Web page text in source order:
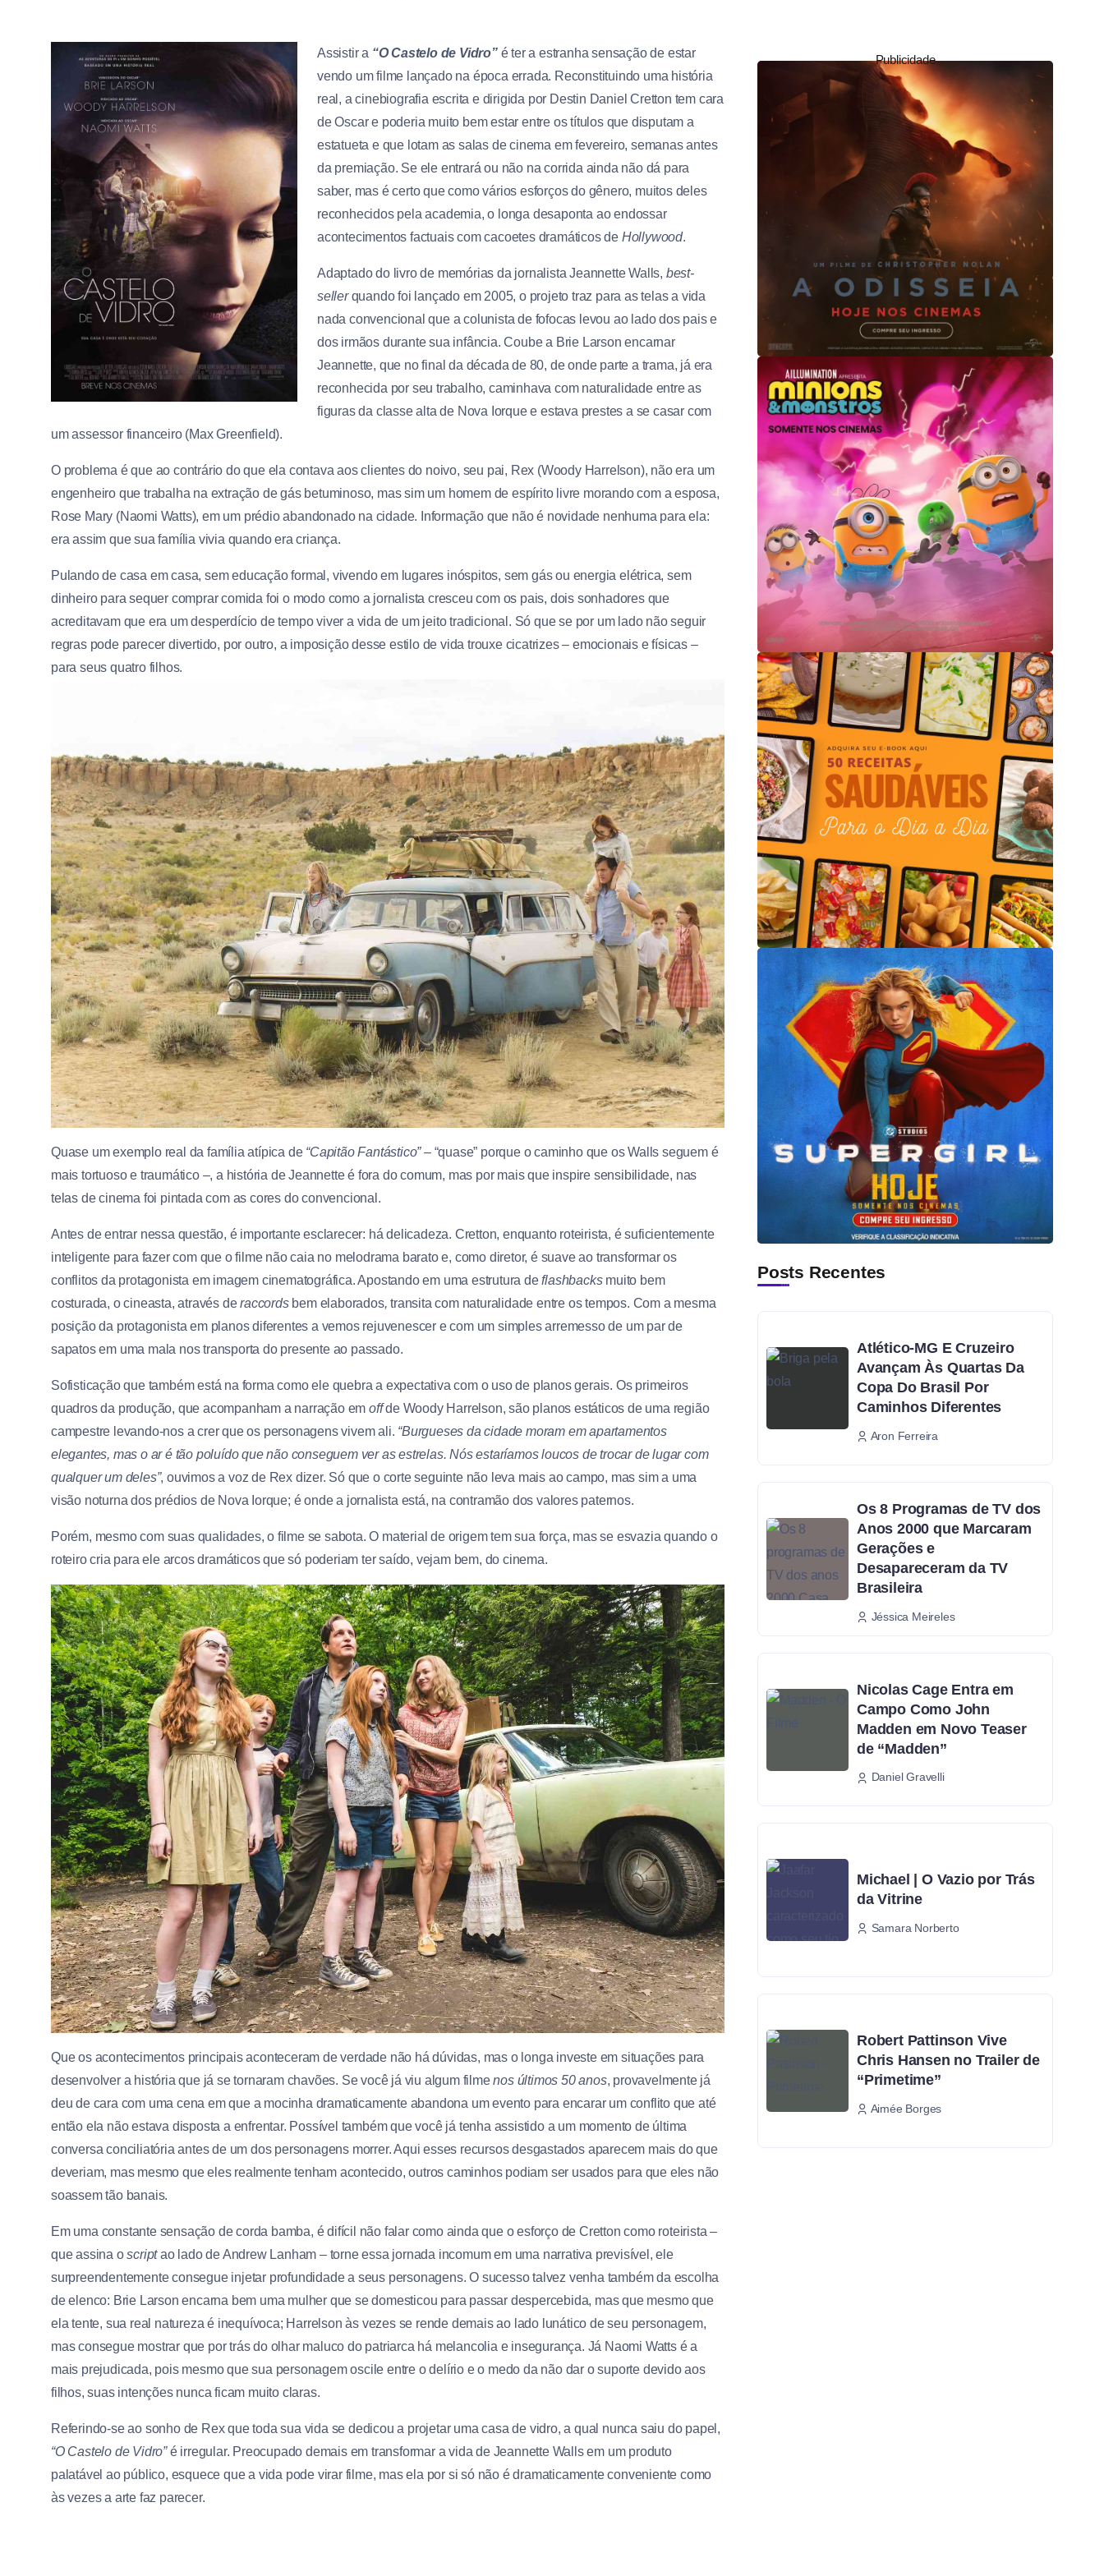
Assistir a “O Castelo de Vidro”é ter a estranha sensação de estar
vendo um filme lançado na época errada. Reconstituindo uma história
real, a cinebiografia escrita e dirigida por Destin Daniel Cretton tem cara
de Oscar e poderia muito bem estar entre os títulos que disputam a
estatueta e que lotam as salas de cinema em fevereiro, semanas antes
da premiação. Se ele entrará ou não na corrida ainda não dá para
saber, mas é certo que como vários esforços do gênero, muitos deles
reconhecidos pela academia, o longa desaponta ao endossar
acontecimentos factuais com cacoetes dramáticos de Hollywood.
Adaptado do livro de memórias da jornalista Jeannette Walls, best-
sellerquando foi lançado em 2005, o projeto traz para as telas a vida
nada convencional que a colunista de fofocas levou ao lado dos pais e
dos irmãos durante sua infância. Coube a Brie Larson encarnar
Jeannette, que no final da década de 80, de onde parte a trama, já era
reconhecida por seu trabalho, caminhava com naturalidade entre as
figuras da classe alta de Nova Iorque e estava prestes a se casar com
um assessor financeiro (Max Greenfield).
O problema é que ao contrário do que ela contava aos clientes do noivo, seu pai, Rex (Woody Harrelson), não era um
engenheiro que trabalha na extração de gás betuminoso, mas sim um homem de espírito livre morando com a esposa,
Rose Mary (Naomi Watts), em um prédio abandonado na cidade. Informação que não é novidade nenhuma para ela:
era assim que sua família vivia quando era criança.
Pulando de casa em casa, sem educação formal, vivendo em lugares inóspitos, sem gás ou energia elétrica, sem
dinheiro para sequer comprar comida foi o modo como a jornalista cresceu com os pais, dois sonhadores que
acreditavam que era um desperdício de tempo viver a vida de um jeito tradicional. Só que se por um lado não seguir
regras pode parecer divertido, por outro, a imposição desse estilo de vida trouxe cicatrizes – emocionais e físicas –
para seus quatro filhos.
Quase um exemplo real da família atípica de “Capitão Fantástico”– “quase” porque o caminho que os Walls seguem é
mais tortuoso e traumático –, a história de Jeannette é fora do comum, mas por mais que inspire sensibilidade, nas
telas de cinema foi pintada com as cores do convencional.
Antes de entrar nessa questão, é importante esclarecer: há delicadeza. Cretton, enquanto roteirista, é suficientemente
inteligente para fazer com que o filme não caia no melodrama barato e, como diretor, é suave ao transformar os
conflitos da protagonista em imagem cinematográfica. Apostando em uma estrutura deflashbacksmuito bem
costurada, o cineasta, através deraccordsbem elaborados,transita com naturalidade entre os tempos. Com a mesma
posição da protagonista em planos diferentes a vemos rejuvenescer e com um simples arremesso de um par de
sapatos em uma mala nos transporta do presente ao passado.
Sofisticação que também está na forma como ele quebra a expectativa com o uso de planos gerais. Os primeiros
quadros da produção, que acompanham a narração em offde Woody Harrelson, são planos estáticos de uma região
campestre levando-nos a crer que os personagens vivem ali. “Burgueses da cidade moram em apartamentos
elegantes, mas o ar é tão poluído que não conseguem ver as estrelas. Nós estaríamos loucos de trocar de lugar com
qualquer um deles”, ouvimos a voz de Rex dizer. Só que o corte seguinte não leva mais ao campo, mas sim a uma
visão noturna dos prédios de Nova Iorque; é onde a jornalista está, na contramão dos valores paternos.
Porém, mesmo com suas qualidades, o filme se sabota. O material de origem tem sua força, mas se esvazia quando o
roteiro cria para ele arcos dramáticos que só poderiam ter saído, vejam bem, do cinema.
Que os acontecimentos principais aconteceram de verdade não há dúvidas, mas o longa investe em situações para
desenvolver a história que já se tornaram chavões. Se você já viu algum filmenos últimos 50 anos, provavelmente já
deu de cara com uma cena em que a mocinha dramaticamente abandona um evento para encarar um conflito que até
então ela não estava disposta a enfrentar. Possível também que você já tenha assistido a um momento de última
conversa conciliatória antes de um dos personagens morrer. Aqui esses recursos desgastados aparecem mais do que
deveriam, mas mesmo que eles realmente tenham acontecido, outros caminhos podiam ser usados para que eles não
soassem tão banais.
Em uma constante sensação de corda bamba, é difícil não falar como ainda que o esforço de Cretton como roteirista –
que assina oscriptao lado de Andrew Lanham – torne essa jornada incomum em uma narrativa previsível, ele
surpreendentemente consegue injetar profundidade a seus personagens. O sucesso talvez venha também da escolha
de elenco: Brie Larson encarna bem uma mulher que se domesticou para passar despercebida, mas que mesmo que
ela tente, sua real natureza é inequívoca; Harrelson às vezes se rende demais ao lado lunático de seu personagem,
mas consegue mostrar que por trás do olhar maluco do patriarca há melancolia e insegurança. Já Naomi Watts é a
mais prejudicada, pois mesmo que sua personagem oscile entre o delírio e o medo da não dar o suporte devido aos
filhos, suas intenções nunca ficam muito claras.
Referindo-se ao sonho de Rex que toda sua vida se dedicou a projetar uma casa de vidro, a qual nunca saiu do papel,
“O Castelo de Vidro”é irregular. Preocupado demais em transformar a vida de Jeannette Walls em um produto
palatável ao público, esquece que a vida pode virar filme, mas ela por si só não é dramaticamente conveniente como
às vezes a arte faz parecer.
Publicidade
Posts Recentes
Atlético-MG E Cruzeiro
Avançam Às Quartas Da
Copa Do Brasil Por
Caminhos Diferentes
Aron Ferreira
Os 8 Programas de TV dos
Anos 2000 que Marcaram
Gerações e
Desapareceram da TV
Brasileira
Jéssica Meireles
Nicolas Cage Entra em
Campo Como John
Madden em Novo Teaser
de “Madden”
Daniel Gravelli
Michael | O Vazio por Trás
da Vitrine
Samara Norberto
Robert Pattinson Vive
Chris Hansen no Trailer de
“Primetime”
Aimée Borges